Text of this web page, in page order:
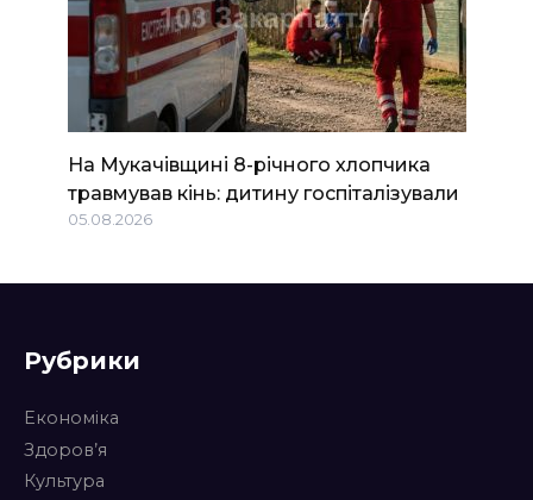
На Мукачівщині 8-річного хлопчика
травмував кінь: дитину госпіталізували
05.08.2026
Рубрики
Економіка
Здоров’я
Культура